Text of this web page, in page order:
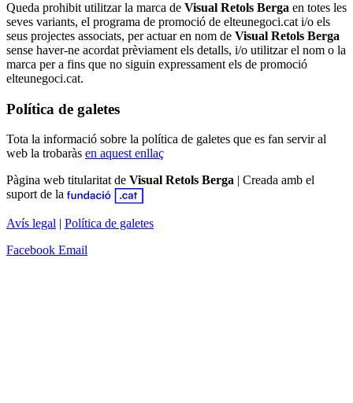
Queda prohibit utilitzar la marca de Visual Retols Berga en totes les
seves variants, el programa de promoció de elteunegoci.cat i/o els
seus projectes associats, per actuar en nom de Visual Retols Berga
sense haver-ne acordat prèviament els detalls, i/o utilitzar el nom o la
marca per a fins que no siguin expressament els de promoció
elteunegoci.cat.
Política de galetes
Tota la informació sobre la política de galetes que es fan servir al
web la trobaràs en aquest enllaç
Pàgina web titularitat de Visual Retols Berga | Creada amb el
suport de la
Avís legal | Política de galetes
Facebook Email